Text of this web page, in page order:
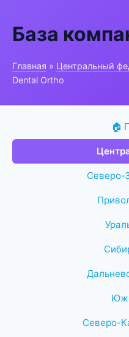
База
Главная » Центральный
Dental Ortho
🏠
Северо-
Северо-